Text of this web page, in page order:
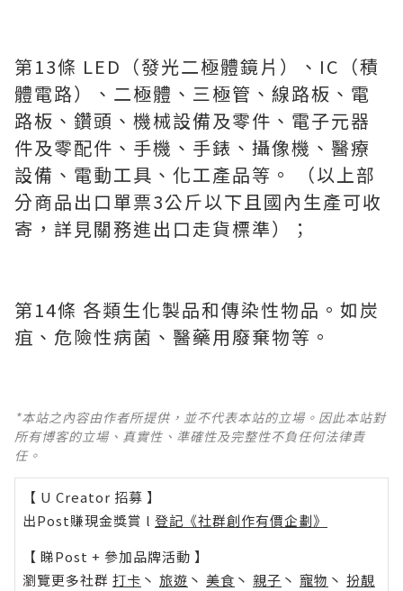
第13條 LED（發光二極體鏡片）、IC（積
體電路）、二極體、三極管、線路板、電
路板、鑽頭、機械設備及零件、電子元器
件及零配件、手機、手錶、攝像機、醫療
設備、電動工具、化工產品等。 （以上部
分商品出口單票3公斤以下且國內生產可收
寄，詳見關務進出口走貨標準）；
第14條 各類生化製品和傳染性物品。如炭
疽、危險性病菌、醫藥用廢棄物等。
*本站之內容由作者所提供，並不代表本站的立場。因此本站對
所有博客的立場、真實性、準確性及完整性不負任何法律責
任。
【 U Creator 招募 】
出Post賺現金獎賞 l 登記《社群創作有價企劃》
【 睇Post + 參加品牌活動 】
瀏覽更多社群 打卡 丶 旅遊 丶 美食 丶 親子 丶 寵物 丶 扮靚